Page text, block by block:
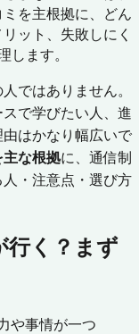
を主根拠に、どん
ット、失敗しにく
ます。
ではありません。
で学びたい人、進
はかなり幅広いで
な根拠に、通信制
・注意点・選び方
行く？まず
や事情が一つ